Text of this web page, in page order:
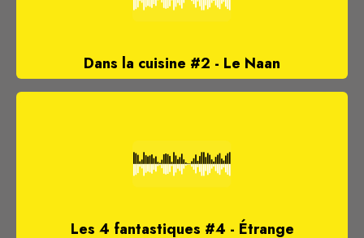
Dans la cuisine #2 - Le Naan
Les 4 fantastiques #4 - Étrange